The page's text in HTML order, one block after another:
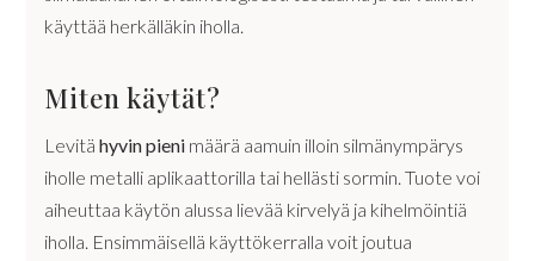
käyttää herkälläkin iholla.
Miten käytät?
Levitähyvin pieni määrä aamuin illoin silmänympärys
iholle metalli aplikaattorilla tai hellästi sormin. Tuote voi
aiheuttaa käytön alussa lievää kirvelyä ja kihelmöintiä
iholla. Ensimmäisellä käyttökerralla voit joutua